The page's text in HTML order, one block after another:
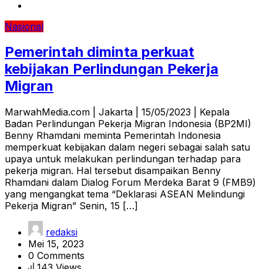
Nasional
Pemerintah diminta perkuat
kebijakan Perlindungan Pekerja
Migran
MarwahMedia.com | Jakarta | 15/05/2023 | Kepala
Badan Perlindungan Pekerja Migran Indonesia (BP2MI)
Benny Rhamdani meminta Pemerintah Indonesia
memperkuat kebijakan dalam negeri sebagai salah satu
upaya untuk melakukan perlindungan terhadap para
pekerja migran. Hal tersebut disampaikan Benny
Rhamdani dalam Dialog Forum Merdeka Barat 9 (FMB9)
yang mengangkat tema “Deklarasi ASEAN Melindungi
Pekerja Migran” Senin, 15 […]
redaksi
Mei 15, 2023
0 Comments